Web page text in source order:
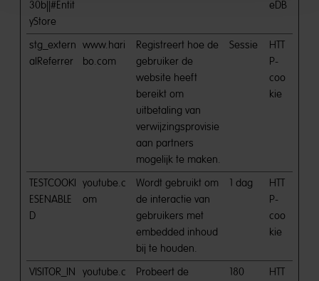
30b||#Entit
yStore
eDB
stg_extern
alReferrer
www.hari
bo.com
Registreert hoe de
gebruiker de
website heeft
bereikt om
uitbetaling van
verwijzingsprovisie
aan partners
mogelijk te maken.
Sessie
HTT
P-
coo
kie
TESTCOOKI
ESENABLE
D
youtube.c
om
Wordt gebruikt om
de interactie van
gebruikers met
embedded inhoud
bij te houden.
1 dag
HTT
P-
coo
kie
VISITOR_IN
youtube.c
Probeert de
180
HTT